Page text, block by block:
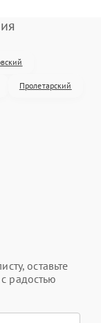
Пролетарский
оставьте
радостью